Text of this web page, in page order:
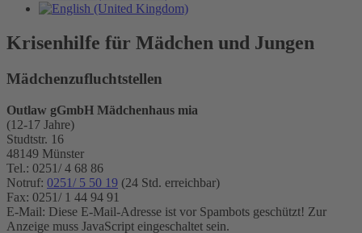
Krisenhilfe für Mädchen und Jungen
Mädchenzufluchtstellen
Outlaw gGmbH Mädchenhaus mia
(12-17 Jahre)
Studtstr. 16
48149 Münster
Tel.: 0251/ 4 68 86
Notruf: 0251/ 5 50 19 (24 Std. erreichbar)
Fax: 0251/ 1 44 94 91
E-Mail: Diese E-Mail-Adresse ist vor Spambots geschützt! Zur
Anzeige muss JavaScript eingeschaltet sein.